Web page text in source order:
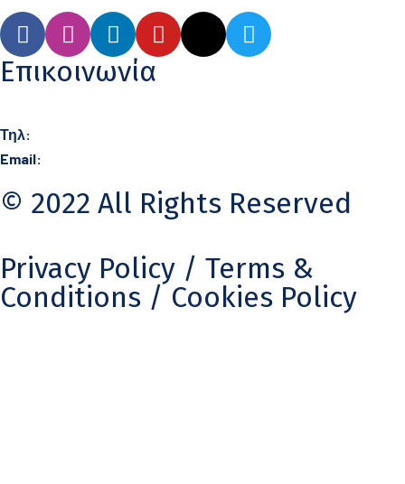
Επικοινωνία
Τηλ:
Email:
© 2022 All Rights Reserved
Privacy Policy / Terms &
Conditions / Cookies Policy